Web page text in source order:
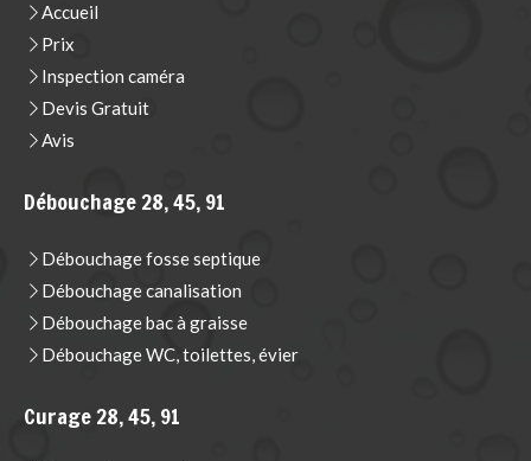
Accueil
Prix
Inspection caméra
Devis Gratuit
Avis
Débouchage 28, 45, 91
Débouchage fosse septique
Débouchage canalisation
Débouchage bac à graisse
Débouchage WC, toilettes, évier
Curage 28, 45, 91